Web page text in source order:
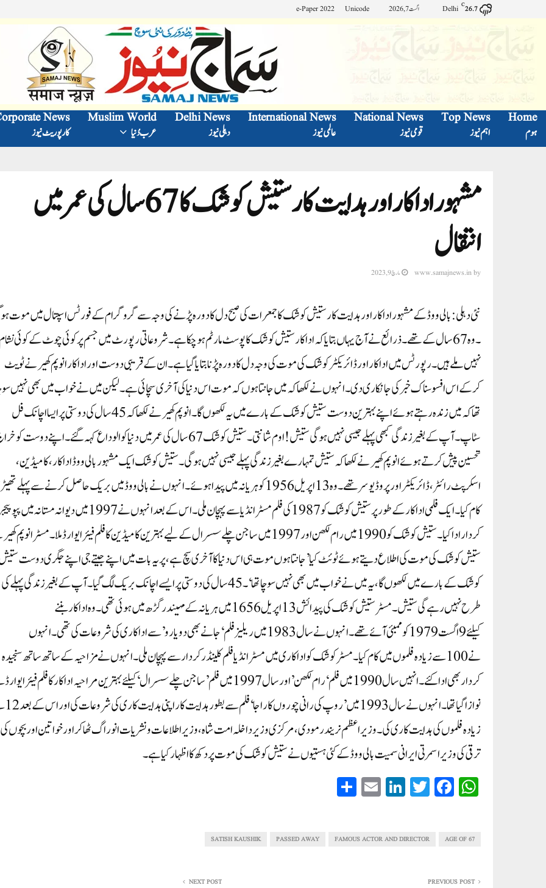
26.7
C
Delhi اگست 7, 2026 Unicode
e-Paper 2022
Home
ہوم
Top News
اہم نیوز
National News
قومی نیوز
International News
عالمی نیوز
Delhi News
دہلی نیوز
Muslim World
عرب دُنیا
News
کارپوریٹ نیوز
مشہور اداکار اور ہدایت کار ستیش کوشک کا 67 سال کی عمر میں
انتقال
by
www.samajnews.in مارچ 9, 2023
نئی دہلی: بالی ووڈ کے مشہور اداکار اور ہدایت کار ستیش کوشک کا جمعرات کی صبح دل کا دورہ پڑنے کی وجہ سے گروگرام کے فورٹس اسپتال میں موت ہو
۔وہ 67سال کے تھے ۔ ذرائع نے آج یہاں بتایا کہ اداکار ستیش کوشک کا پوسٹ مارٹم ہو چکا ہے ۔ شروعاتی رپورٹ میں جسم پر کوئی چوٹ کے کوئی نشام
نہیں ملے ہیں ۔ رپورٹس میں اداکار اور ڈائریکٹر کوشک کی موت کی وجہ دل کا دورہ پڑنا بتایا گیا ہے ۔ان کے قریبی دوست اور اداکار انوپم کھیر نے ٹویٹ
کرکے اس افسوسناک خبر کی جانکاری دی۔ انہوں نے لکھا کہ میں جانتا ہوں کہ موت اس دنیا کی آخری سچائی ہے۔ لیکن میں نے خواب میں بھی نہیں
تھا کہ میں زندہ رہتے ہوئے اپنے بہترین دوست ستیش کوشک کے بارے میں یہ لکھوں گا۔انوپم کھیر نے لکھا کہ 45 سال کی دوستی پر ایسا اچانک فل
سٹاپ۔ آپ کے بغیر زندگی کبھی پہلے جیسی نہیں ہوگی ستیش! اوم شانتی۔ستیش کوشک 67 سال کی عمر میں دنیا کو الوداع کہہ گئے۔ اپنے دوست
تحسین پیش کرتے ہوئے انوپم کھیر نے لکھا کہ ستیش تمہارے بغیر زندگی پہلے جیسی نہیں ہوگی۔ستیش کوشک ایک مشہور بالی ووڈ اداکار، کامیڈین،
اسکرپٹ رائٹر، ڈائریکٹر اور پروڈیوسر تھے۔وہ 13 اپریل 1956 کو ہریانہ میں پیدا ہوئے۔ انہوں نے بالی ووڈ میں بریک حاصل کرنے سے پہلے
کام کیا۔ایک فلمی اداکار کے طور پر ستیش کوشک کو 1987 کی فلم مسٹر انڈیا سے پہچان ملی۔ اس کے بعد انہوں نے 1997 میں دیوانہ
کردار ادا کیا۔ ستیش کوشک کو 1990 میں رام لکھن اور 1997 میں ساجن چلے سسرال کے لیے بہترین کامیڈین کا فلم فیئر ایوارڈ ملا۔ مسٹر انوپم
ستیش کوشک کی موت کی اطلاع دیتے ہوئے ٹوئٹ کیا’جانتا ہو ں موت ہی اس دنیا کاآخری سچ ہے ، پر یہ بات میں اپنے جیتے جی اپنے جگری دوست
کوشک کے بارے میں لکھوں گا، یہ میں نے خواب میں بھی نہیں سوچا تھا‘۔ 45سال کی دوستی پر ایسے اچانک بریک لگ گیا۔ آپ کے بغیر زندگی پہلے کی
طرح نہیں رہے گی ستیش۔مسٹر ستیش کوشک کی پیدائش 13اپریل 1656میں ہریانہ کے مہیندر گڑھ میں ہوئی تھی۔ وہ اداکار بننے
کیلئے 9اگست 1979کو ممبئی آئے تھے ۔ انہوں نے سال 1983میں ریلیز فلم ‘جانے بھی دو یارو’ سے اداکاری کی شروعات کی تھی۔ انہوں
نے 100سے زیادہ فلموں میں کام کیا۔مسٹر کوشک کو اداکاری میں مسٹر انڈیا فلم کلینڈر کردار سے پہچان ملی۔ انہوں نے مزاحیہ کے ساتھ ساتھ سنجیدہ
کردار بھی ادا کئے ۔ انہیں سال 1990میں فلم ‘رام لکھن’ اور سال1997میں فلم ’ساجن چلے سسرال‘ کیلئے بہترین مراحیہ اداکار کا فلم فیئر
نوازا گیا تھا۔انہوں نے
زیادہ فلموں کی ہدایت کاری کی۔وزیر اعظم نریندر مودی ، مرکزی وزیر داخلہ امت شاہ ،وزیر اطلاعات و نشریات انوراگ ٹھاکر اور خواتین اور بچوں کی
ترقی کی وزیر اسمرتی ایرانی سمیت بالی ووڈ کے کئی ہستیوں نے ستیش کوشک کی موت پر دکھ کا اظہار کیا ہے ۔
W
ha
A
Fa
ce
ok
T
wi
r
Li
nk
In
E
m
AGE OF 67
FAMOUS ACTOR AND DIRECTOR
PASSED AWAY
SATISH KAUSHIK
PREVIOUS POST
NEXT POST